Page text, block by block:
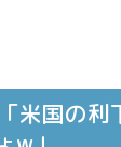
米国の利